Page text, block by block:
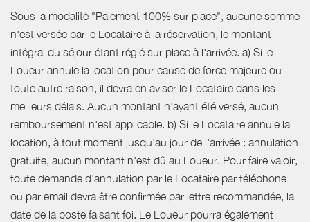
Sous la modalité "Paiement 100% sur place", aucune somme
n'est versée par le Locataire à la réservation, le montant
intégral du séjour étant réglé sur place à l'arrivée. a) Si le
Loueur annule la location pour cause de force majeure ou
toute autre raison, il devra en aviser le Locataire dans les
meilleurs délais. Aucun montant n'ayant été versé, aucun
remboursement n'est applicable. b) Si le Locataire annule la
location, à tout moment jusqu'au jour de l'arrivée : annulation
gratuite, aucun montant n'est dû au Loueur. Pour faire valoir,
toute demande d'annulation par le Locataire par téléphone
ou par email devra être confirmée par lettre recommandée, la
date de la poste faisant foi. Le Loueur pourra également